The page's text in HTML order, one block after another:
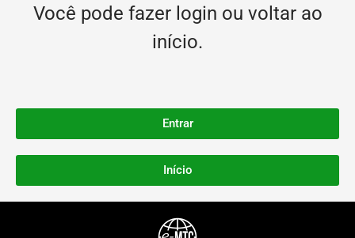
Você pode fazer login ou voltar ao
início.
Entrar
Início